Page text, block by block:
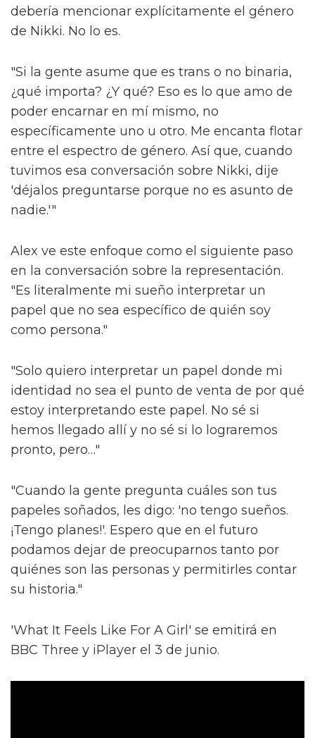
debería mencionar explícitamente el género
de Nikki. No lo es.
"Si la gente asume que es trans o no binaria,
¿qué importa? ¿Y qué? Eso es lo que amo de
poder encarnar en mí mismo, no
específicamente uno u otro. Me encanta flotar
entre el espectro de género. Así que, cuando
tuvimos esa conversación sobre Nikki, dije
'déjalos preguntarse porque no es asunto de
nadie.'"
Alex ve este enfoque como el siguiente paso
en la conversación sobre la representación.
"Es literalmente mi sueño interpretar un
papel que no sea específico de quién soy
como persona."
"Solo quiero interpretar un papel donde mi
identidad no sea el punto de venta de por qué
estoy interpretando este papel. No sé si
hemos llegado allí y no sé si lo lograremos
pronto, pero…"
"Cuando la gente pregunta cuáles son tus
papeles soñados, les digo: 'no tengo sueños.
¡Tengo planes!'. Espero que en el futuro
podamos dejar de preocuparnos tanto por
quiénes son las personas y permitirles contar
su historia."
'What It Feels Like For A Girl' se emitirá en
BBC Three y iPlayer el 3 de junio.